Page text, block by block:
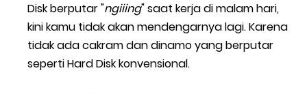
Disk berputar "ngiiing" saat kerja di malam hari,
kini kamu tidak akan mendengarnya lagi. Karena
tidak ada cakram dan dinamo yang berputar
seperti Hard Disk konvensional.